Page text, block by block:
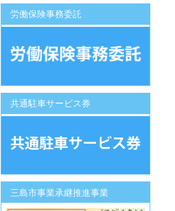
労働保険事務委託
共通駐車サービス券
三島市事業承継推進事業